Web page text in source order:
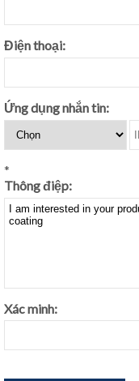
Điện thoại:
Ứng dụng nhắn tin:
*
Thông điệp:
Xác minh: